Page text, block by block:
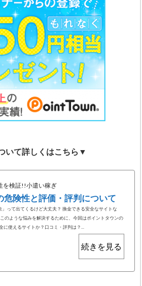
いて詳しくはこちら▼
を検証!!小遣い稼ぎ
危険性と評価・評判について
って出てくるけど大丈夫？ 換金できる安全なサイトな
のような悩みを解決するために、今回はポイントタウンの
に使えるサイトか？口コミ・評判は？...
続きを見る